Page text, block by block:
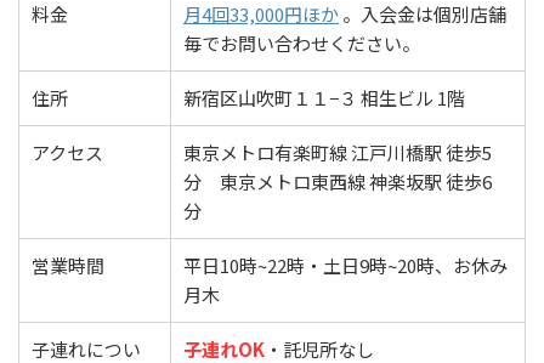
料金 月4回33,000円ほか。入会金は個別店舗
毎でお問い合わせください。
住所 新宿区山吹町１１−３ 相生ビル 1階
アクセス
東京メトロ有楽町線 江戸川橋駅 徒歩5
分 東京メトロ東西線 神楽坂駅 徒歩6
分
営業時間
平日10時~22時・土日9時~20時、お休み
月木
子連れについ
子連れOK ・託児所なし